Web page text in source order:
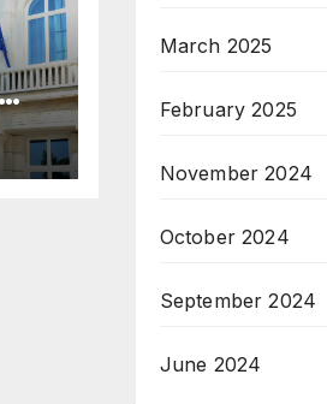
March 2025
February 2025
November 2024
October 2024
September 2024
June 2024